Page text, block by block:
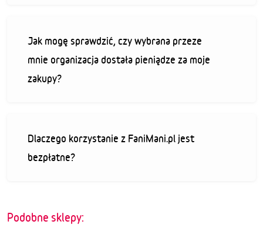
Jak mogę sprawdzić, czy wybrana przeze
mnie organizacja dostała pieniądze za moje
zakupy?
Dlaczego korzystanie z FaniMani.pl jest
bezpłatne?
Podobne sklepy: